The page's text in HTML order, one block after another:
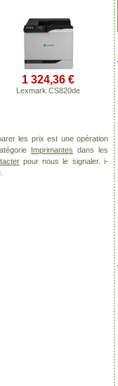
1 324,36 €
Lexmark CS820de
les prix est une opération
Imprimantes dans les
pour nous le signaler. i-